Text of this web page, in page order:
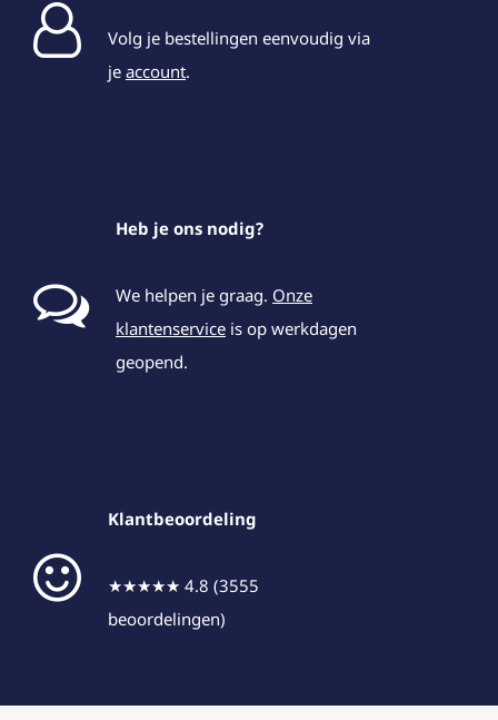
Volg je bestellingen eenvoudig via
je account.
Heb je ons nodig?
We helpen je graag. Onze
klantenservice is op werkdagen
geopend.
Klantbeoordeling
★★★★★ 4.8 (3555
beoordelingen)